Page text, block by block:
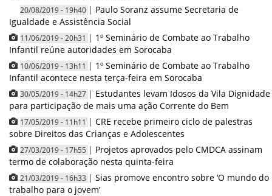
20/08/2019 - 19h40 | Paulo Soranz assume Secretaria de
Igualdade e Assistência Social
11/06/2019 - 20h31 | 1º Seminário de Combate ao Trabalho
Infantil reúne autoridades em Sorocaba
10/06/2019 - 13h11 | 1º Seminário de Combate ao Trabalho
Infantil acontece nesta terça-feira em Sorocaba
30/05/2019 - 14h27 | Estudantes levam Idosos da Vila Dignidade
para participação de mais uma ação Corrente do Bem
17/05/2019 - 11h11 | CRE recebe primeiro ciclo de palestras
sobre Direitos das Crianças e Adolescentes
27/03/2019 - 17h55 | Projetos aprovados pelo CMDCA assinam
termo de colaboração nesta quinta-feira
21/03/2019 - 16h33 | Sias promove encontro sobre ‘O mundo do
trabalho para o jovem’